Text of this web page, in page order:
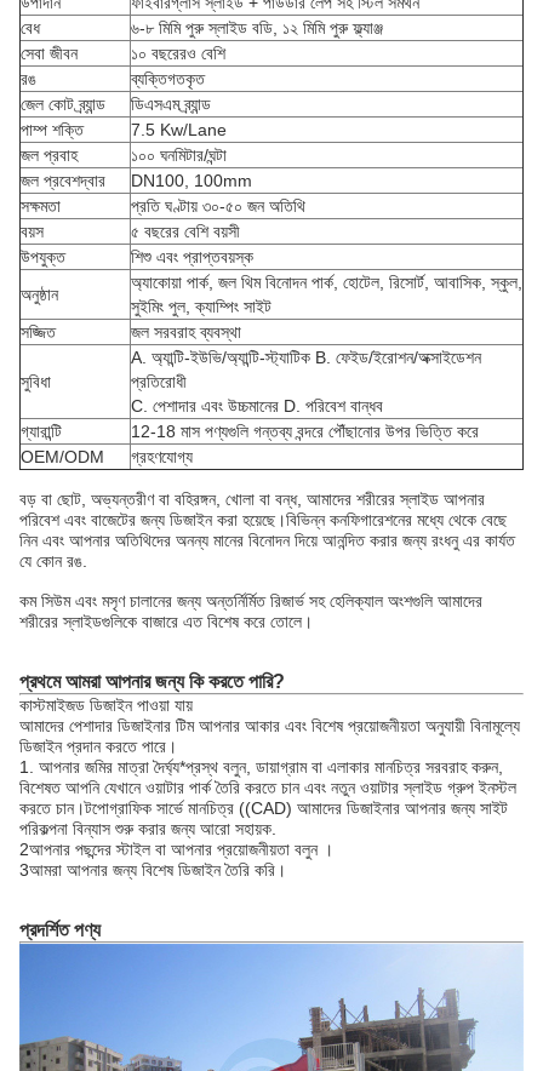
বেধ
৬-৮ মিমি পুরু স্লাইড বডি, ১২ মিমি পুরু ফ্ল্যাঞ্জ
সেবা জীবন
১০ বছরেরও বেশি
রঙ
ব্যক্তিগতকৃত
জেল কোট ব্র্যান্ড
ডিএসএম ব্র্যান্ড
পাম্প শক্তি
7.5 Kw/Lane
জল প্রবাহ
১০০ ঘনমিটার/ঘন্টা
জল প্রবেশদ্বার
DN100, 100mm
সক্ষমতা
প্রতি ঘণ্টায় ৩০-৫০ জন অতিথি
বয়স
৫ বছরের বেশি বয়সী
উপযুক্ত
শিশু এবং প্রাপ্তবয়স্ক
অনুষ্ঠান
অ্যাকোয়া পার্ক, জল থিম বিনোদন পার্ক, হোটেল, রিসোর্ট, আবাসিক, স্কুল,
সুইমিং পুল, ক্যাম্পিং সাইট
সজ্জিত
জল সরবরাহ ব্যবস্থা
সুবিধা
A. অ্যান্টি-ইউভি/অ্যান্টি-স্ট্যাটিক B. ফেইড/ইরোশন/অক্সাইডেশন
প্রতিরোধী
C. পেশাদার এবং উচ্চমানের D. পরিবেশ বান্ধব
গ্যারান্টি
12-18 মাস পণ্যগুলি গন্তব্য বন্দরে পৌঁছানোর উপর ভিত্তি করে
OEM/ODM
গ্রহণযোগ্য
বড় বা ছোট, অভ্যন্তরীণ বা বহিরঙ্গন, খোলা বা বন্ধ, আমাদের শরীরের স্লাইড আপনার
পরিবেশ এবং বাজেটের জন্য ডিজাইন করা হয়েছে।বিভিন্ন কনফিগারেশনের মধ্যে থেকে বেছে
নিন এবং আপনার অতিথিদের অনন্য মানের বিনোদন দিয়ে আনন্দিত করার জন্য রংধনু এর কার্যত
যে কোন রঙ.
কম সিউম এবং মসৃণ চালানের জন্য অন্তর্নির্মিত রিজার্ভ সহ হেলিক্যাল অংশগুলি আমাদের
শরীরের স্লাইডগুলিকে বাজারে এত বিশেষ করে তোলে।
প্রথমে আমরা আপনার জন্য কি করতে পারি?
কাস্টমাইজড ডিজাইন পাওয়া যায়
আমাদের পেশাদার ডিজাইনার টিম আপনার আকার এবং বিশেষ প্রয়োজনীয়তা অনুযায়ী বিনামূল্যে
ডিজাইন প্রদান করতে পারে।
1. আপনার জমির মাত্রা দৈর্ঘ্য*প্রস্থ বলুন, ডায়াগ্রাম বা এলাকার মানচিত্র সরবরাহ করুন,
বিশেষত আপনি যেখানে ওয়াটার পার্ক তৈরি করতে চান এবং নতুন ওয়াটার স্লাইড গ্রুপ ইনস্টল
করতে চান।টপোগ্রাফিক সার্ভে মানচিত্র ((CAD) আমাদের ডিজাইনার আপনার জন্য সাইট
পরিকল্পনা বিন্যাস শুরু করার জন্য আরো সহায়ক.
2আপনার পছন্দের স্টাইল বা আপনার প্রয়োজনীয়তা বলুন ।
3আমরা আপনার জন্য বিশেষ ডিজাইন তৈরি করি।
প্রদর্শিত পণ্য